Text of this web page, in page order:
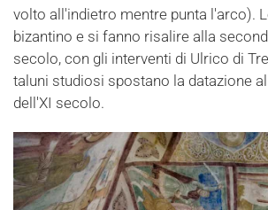
volto all'indietro mentre punta l'arco).
bizantino e si fanno risalire alla
secolo, con gli interventi di Ulrico di
taluni studiosi spostano la datazione
dell'XI secolo.